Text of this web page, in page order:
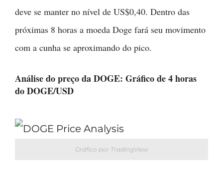
deve se manter no nível de US$0,40. Dentro das
próximas 8 horas a moeda Doge fará seu movimento
com a cunha se aproximando do pico.
Análise do preço da DOGE: Gráfico de 4 horas
do DOGE/USD
Gráfico por TradingView